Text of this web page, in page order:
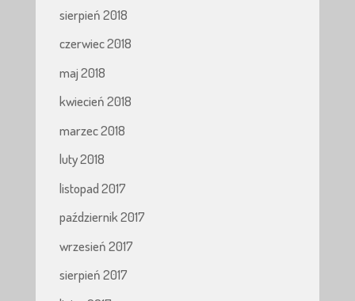
sierpień 2018
czerwiec 2018
maj 2018
kwiecień 2018
marzec 2018
luty 2018
listopad 2017
październik 2017
wrzesień 2017
sierpień 2017